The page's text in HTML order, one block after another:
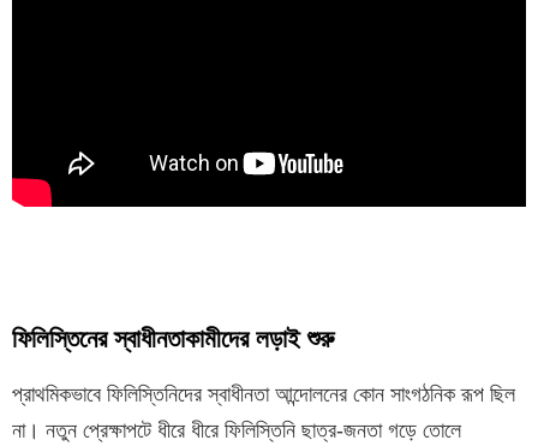
ফিলিস্তিনের স্বাধীনতাকামীদের লড়াই শুরু
প্রাথমিকভাবে ফিলিস্তিনিদের স্বাধীনতা আন্দোলনের কোন সাংগঠনিক রূপ ছিল
না। নতুন প্রেক্ষাপটে ধীরে ধীরে ফিলিস্তিনি ছাত্র-জনতা গড়ে তোলে